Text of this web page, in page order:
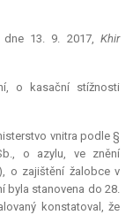
dne 13. 9. 2017,Khir
o kasační stížnosti
vnitra podle §
o azylu, ve znění
o zajištění žalobce v
byla stanovena do 28.
konstatoval, že